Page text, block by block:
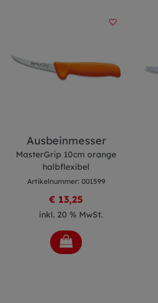
Ausbeinmesser
MasterGrip 10cm orange
halbflexibel
Artikelnummer: 001599
€ 13,25
inkl. 20 % MwSt.